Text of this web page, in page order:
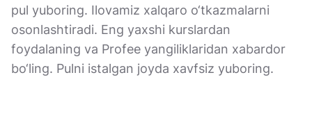
pul yuboring. Ilovamiz xalqaro o‘tkazmalarni
osonlashtiradi. Eng yaxshi kurslardan
foydalaning va Profee yangiliklaridan xabardor
bo‘ling. Pulni istalgan joyda xavfsiz yuboring.